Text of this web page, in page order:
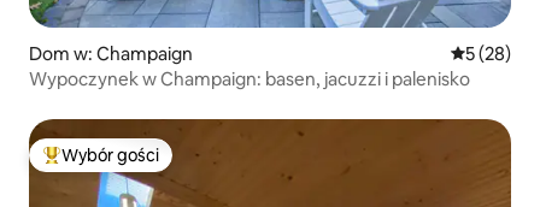
Dom w: Champaign Średnia
5 (28)
Wypoczynek w Champaign: basen, jacuzzi i palenisko
Najpopularniejsze z kategorii Wybór gości
Wybór gości